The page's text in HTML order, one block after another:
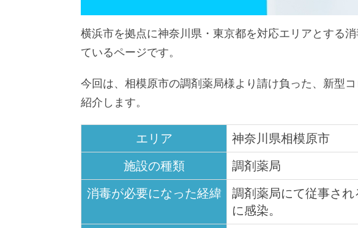
横浜市を拠点に神奈川県・東京都を対応エリアとする
ているページです。
今回は、相模原市の調剤薬局様より請け負った、新型
紹介します。
エリア 神奈川県相模原市
施設の種類 調剤薬局
消毒が必要になった経緯
調剤薬局にて従事さ
に感染。